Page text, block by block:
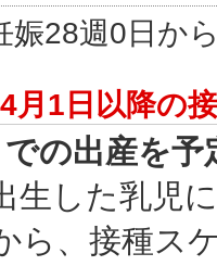
娠28週0日か
4月1日以降の
での出産を
生した乳児
ら、接種ス